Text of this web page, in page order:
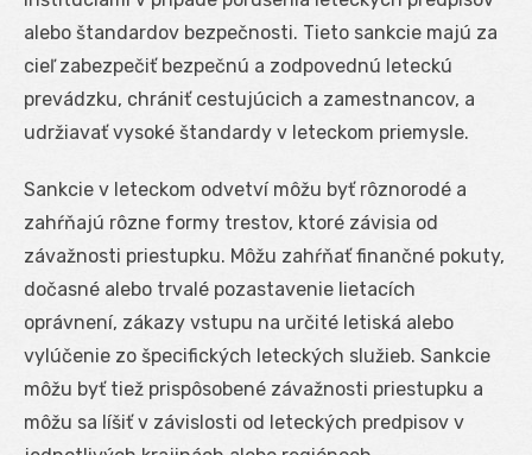
alebo štandardov bezpečnosti. Tieto sankcie majú za
cieľ zabezpečiť bezpečnú a zodpovednú leteckú
prevádzku, chrániť cestujúcich a zamestnancov, a
udržiavať vysoké štandardy v leteckom priemysle.
Sankcie v leteckom odvetví môžu byť rôznorodé a
zahŕňajú rôzne formy trestov, ktoré závisia od
závažnosti priestupku. Môžu zahŕňať finančné pokuty,
dočasné alebo trvalé pozastavenie lietacích
oprávnení, zákazy vstupu na určité letiská alebo
vylúčenie zo špecifických leteckých služieb. Sankcie
môžu byť tiež prispôsobené závažnosti priestupku a
môžu sa líšiť v závislosti od leteckých predpisov v